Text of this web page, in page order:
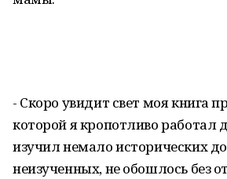
- Скоро увидит свет моя книга
которой я кропотливо работал
изучил немало исторических
неизученных, не обошлось без